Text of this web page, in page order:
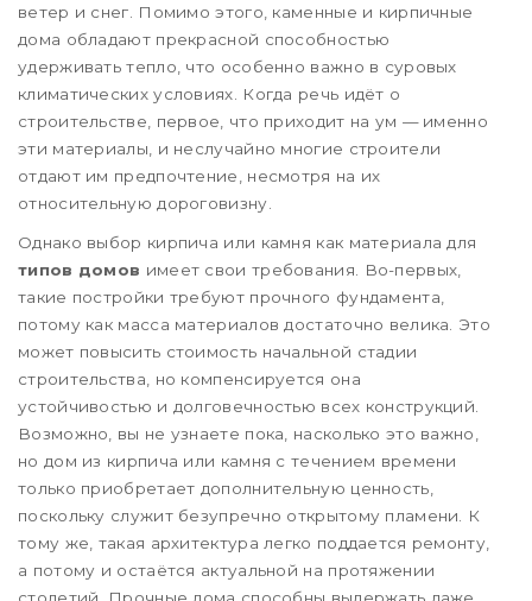
ветер и снег. Помимо этого, каменные и кирпичные
дома обладают прекрасной способностью
удерживать тепло, что особенно важно в суровых
климатических условиях. Когда речь идёт о
строительстве, первое, что приходит на ум — именно
эти материалы, и неслучайно многие строители
отдают им предпочтение, несмотря на их
относительную дороговизну.
Однако выбор кирпича или камня как материала для
типов домов имеет свои требования. Во-первых,
такие постройки требуют прочного фундамента,
потому как масса материалов достаточно велика. Это
может повысить стоимость начальной стадии
строительства, но компенсируется она
устойчивостью и долговечностью всех конструкций.
Возможно, вы не узнаете пока, насколько это важно,
но дом из кирпича или камня с течением времени
только приобретает дополнительную ценность,
поскольку служит безупречно открытому пламени. К
тому же, такая архитектура легко поддается ремонту,
а потому и остаётся актуальной на протяжении